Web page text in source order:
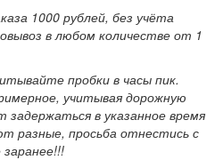
1000 рублей, без учёта
в любом количестве от 1
пробки в часы пик.
учитывая дорожную
в указанное время
разные, просьба отнестись с